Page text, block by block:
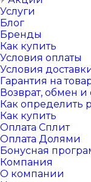
Услуги
Блог
Бренды
Как купить
Условия оплаты
Условия
Гарантия на
Возврат, обмен и
Как определить
Как купить
Оплата Сплит
Оплата Долями
Бонусная
Компания
О компании